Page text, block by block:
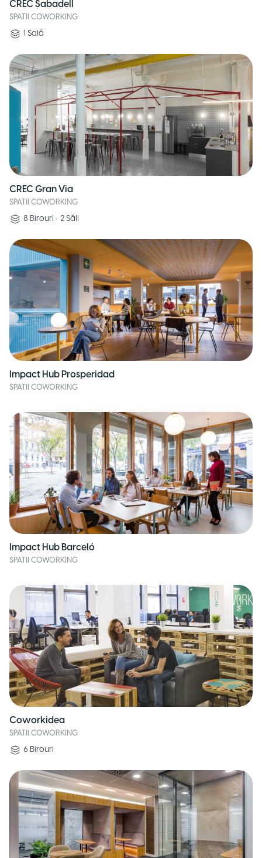
CREC Sabadell
SPATII COWORKING
1 Sală
CREC Gran Via
SPATII COWORKING
8 Birouri • 2 Săli
Impact Hub Prosperidad
SPATII COWORKING
Impact Hub Barceló
SPATII COWORKING
Coworkidea
SPATII COWORKING
6 Birouri